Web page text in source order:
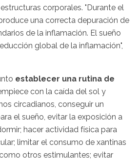
corporales. "Durante el
una correcta depuración de
de la inflamación. El sueño
global de la inflamación",
establecer una rutina de
con la caída del sol y
circadianos, conseguir un
el sueño, evitar la exposición a
hacer actividad física para
limitar el consumo de xantinas
otros estimulantes; evitar